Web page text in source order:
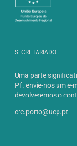
SECRETARIADO
Uma parte
P.f. envie-nos um e-
devolveremos o
cre.porto@ucp.pt